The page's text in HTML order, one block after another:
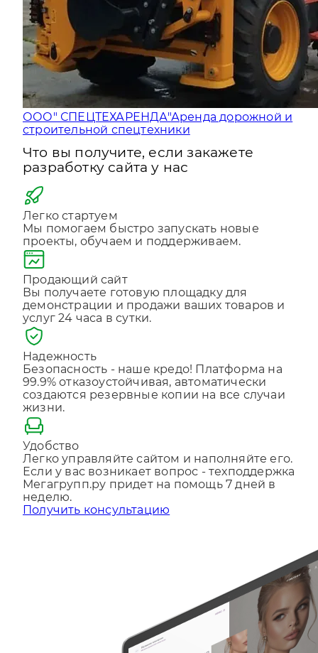
ООО" СПЕЦТЕХАРЕНДА"Аренда дорожной и
Что вы получите, если закажете
разработку сайта у нас
Легко стартуем
Мы помогаем быстро запускать новые
проекты, обучаем и поддерживаем.
Продающий сайт
Вы получаете готовую площадку для
демонстрации и продажи ваших товаров и
услуг 24 часа в сутки.
Надежность
Безопасность - наше кредо! Платформа на
99.9% отказоустойчивая, автоматически
создаются резервные копии на все случаи
жизни.
Удобство
Легко управляйте сайтом и наполняйте его.
Если у вас возникает вопрос - техподдержка
Мегагрупп.ру придет на помощь 7 дней в
неделю.
Отправляя форму, Вы принимаете
конфиденциальности